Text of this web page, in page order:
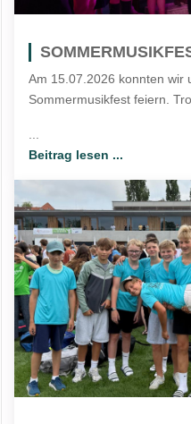
Am 15.07.2026 konnten wir
Sommermusikfest feiern.
...
Beitrag lesen ...